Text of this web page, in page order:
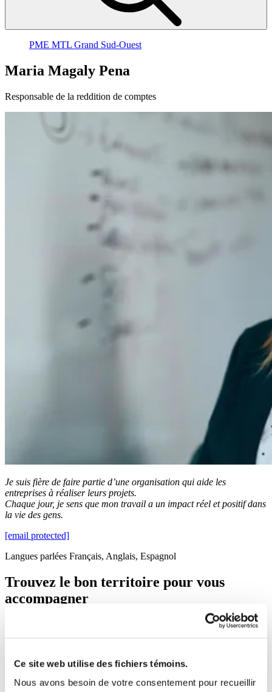
Ce site web utilise des fichiers témoins.
Nous avons besoin de votre consentement pour recueillir
PME MTL Grand Sud-Ouest
Maria Magaly Pena
Responsable de la reddition de comptes
Je suis fière de faire partie d’une organisation qui aide les
entreprises à réaliser leurs projets.
Chaque jour, je sens que mon travail a un impact réel et positif dans
la vie des gens.
[email protected]
Langues parlées Français, Anglais, Espagnol
Trouvez le bon territoire pour vous
accompagner
Afin de bénéficier de toute l’information et des services de PME
Rechercher un code postal